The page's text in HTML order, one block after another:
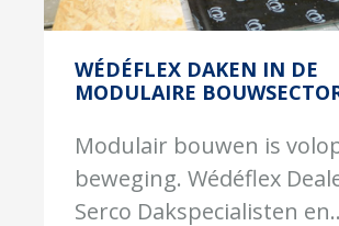
WÉDÉFLEX DAKEN IN DE
MODULAIRE
Modulair bouwen is
beweging. Wédéflex
Serco Dakspecialisten